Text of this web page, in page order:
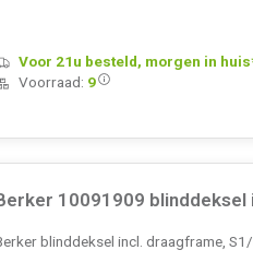
Voor 21u besteld, morgen in
Voorraad: 9
10091909
blinddeksel incl. draagframe,